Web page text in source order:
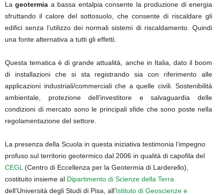
Lageotermia a bassa entalpia consente la produzione di energia
sfruttando il calore del sottosuolo, che consente di riscaldare gli
edifici senza l’utilizzo dei normali sistemi di riscaldamento. Quindi
una fonte alternativa a tutti gli effetti.
Questa tematica è di grande attualità, anche in Italia, dato il boom
di installazioni che si sta registrando sia con riferimento alle
applicazioni industriali/commerciali che a quelle civili. Sostenibilità
ambientale, protezione dell’investitore e salvaguardia delle
condizioni di mercato sono le principali sfide che sono poste nella
regolamentazione del settore.
La presenza della Scuola in questa iniziativa testimonia l’impegno
profuso sul territorio geotermico dal 2006 in qualità di capofila del
CEGL (Centro di Eccellenza per la Geotermia di Larderello),
costituito insieme al Dipartimento di Scienze della Terra
dell’Università degli Studi di Pisa, all’Istituto di Geoscienze e